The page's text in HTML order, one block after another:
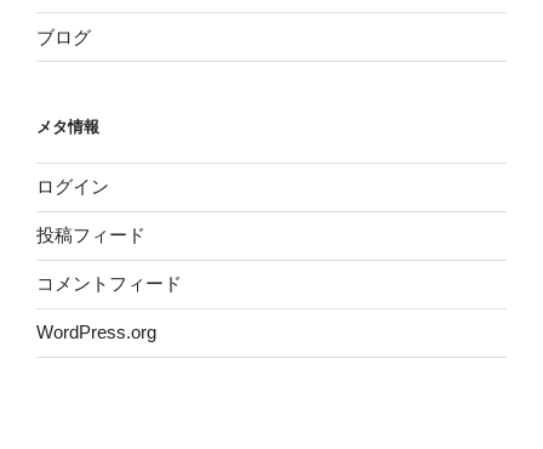
ブログ
メタ情報
ログイン
投稿フィード
コメントフィード
WordPress.org